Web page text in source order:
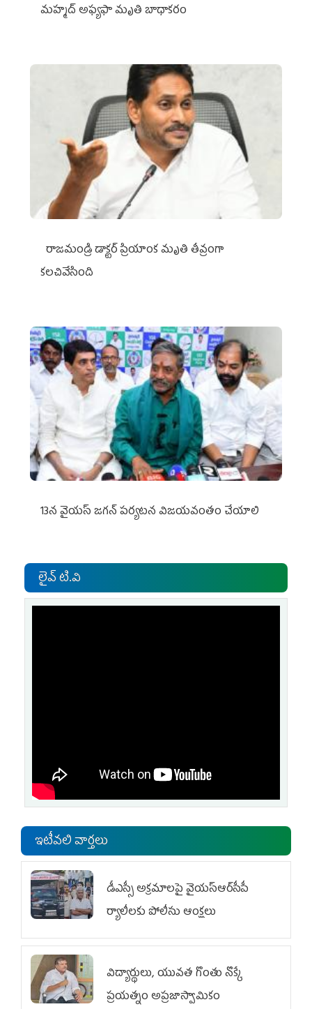
మహ్మద్‌ అఫ్యఫా మృతి బాధాకరం
రాజమండ్రి డాక్టర్‌ ప్రియాంక మృతి తీవ్రంగా
కలచివేసింది
13న వైయస్‌ జగన్‌ పర్యటన విజయవంతం చేయాలి
లైవ్ టి.వి
ఇటీవలి వార్తలు
డీఎస్సీ అక్రమాలపై వైయ‌స్ఆర్‌సీపీ
ర్యాలీలకు పోలీసు ఆంక్షలు
విద్యార్థులు, యువత గొంతు నొక్కే
ప్రయత్నం అప్రజాస్వామికం